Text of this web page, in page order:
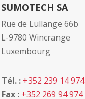
SUMOTECH SA
Rue de Lullange 66b
L-9780 Wincrange
Luxembourg
Tél. : +352 239 14 974
Fax : +352 269 94 974